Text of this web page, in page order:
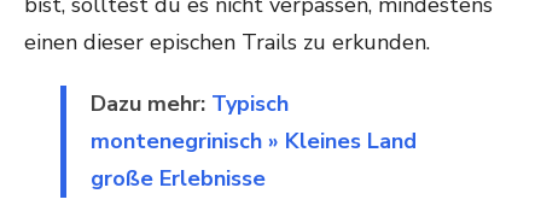
einen dieser epischen Trails zu erkunden.
Dazu mehr: Typisch
montenegrinisch » Kleines Land
große Erlebnisse